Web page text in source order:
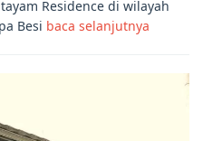
Residence di wilayah
Besi baca selanjutnya